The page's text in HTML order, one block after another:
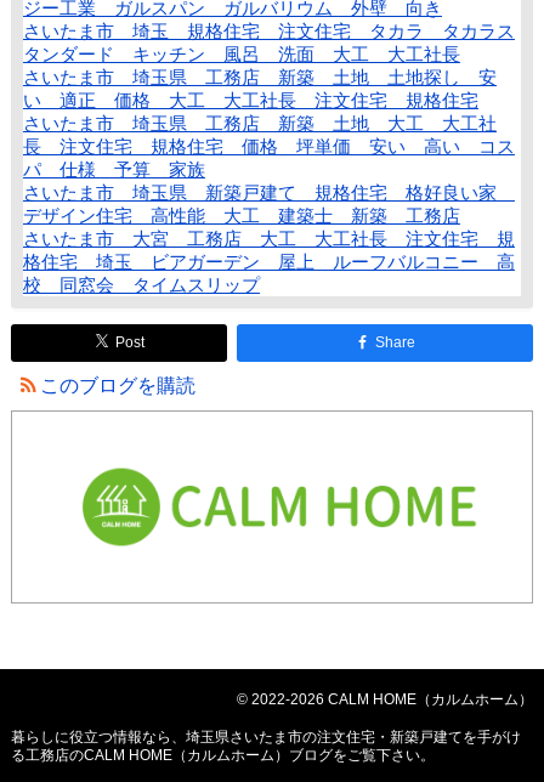
ジー工業 ガルスパン ガルバリウム 外壁 向き
さいたま市 埼玉 規格住宅 注文住宅 タカラ タカラス
タンダード キッチン 風呂 洗面 大工 大工社長
さいたま市 埼玉県 工務店 新築 土地 土地探し 安
い 適正 価格 大工 大工社長 注文住宅 規格住宅
さいたま市 埼玉県 工務店 新築 土地 大工 大工社
長 注文住宅 規格住宅 価格 坪単価 安い 高い コス
パ 仕様 予算 家族
さいたま市 埼玉県 新築戸建て 規格住宅 格好良い家
デザイン住宅 高性能 大工 建築士 新築 工務店
さいたま市 大宮 工務店 大工 大工社長 注文住宅 規
格住宅 埼玉 ビアガーデン 屋上 ルーフバルコニー 高
校 同窓会 タイムスリップ
Post Share
このブログを購読
© 2022-2026 CALM HOME（カルムホーム）
暮らしに役立つ情報なら、 埼玉県さいたま市の注文住宅・新築戸建てを手がけ
る工務店のCALM HOME（カルムホーム）ブログをご覧下さい。